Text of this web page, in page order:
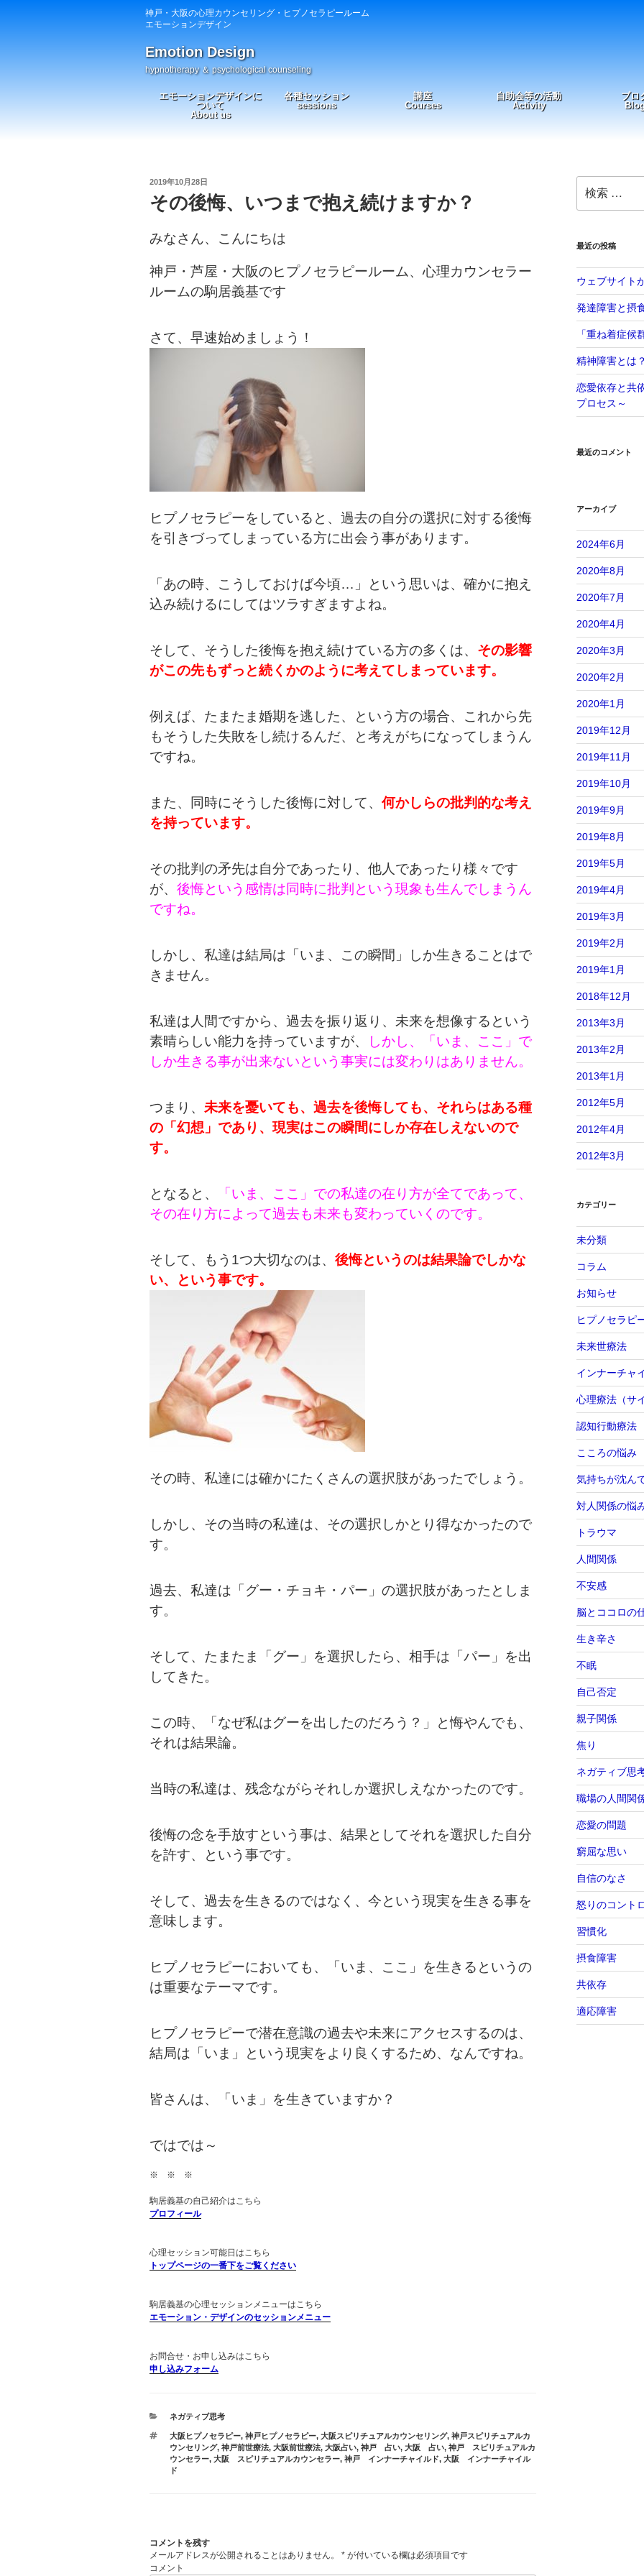
神戸・大阪の心理カウンセリング・ヒプノセラピールーム
エモーションデザイン
Emotion Design
hypnotherapy ＆ psychological counseling
エモーションデザインに
ついて
About us
各種セッション
sessions
講座
Courses
自助会等の活動
Activity
ブロ
投
日:
2019年10月28日
その後悔、いつまで抱え続けますか？
みなさん、こんにちは
神戸・芦屋・大阪のヒプノセラピールーム、心理カウンセラー
ルームの駒居義基です
さて、早速始めましょう！
ヒプノセラピーをしていると、過去の自分の選択に対する後悔
を引きづってしまっている方に出会う事があります。
「あの時、こうしておけば今頃…」という思いは、確かに抱え
込み続けるにしてはツラすぎますよね。
そして、そうした後悔を抱え続けている方の多くは、 その影響
がこの先もずっと続くかのように考えてしまっています。
例えば、たまたま婚期を逃した、という方の場合、これから先
もそうした失敗をし続けるんだ、と考えがちになってしまうん
ですね。
また、同時にそうした後悔に対して、 何かしらの批判的な考え
を持っています。
その批判の矛先は自分であったり、他人であったり様々です
が、 後悔という感情は同時に批判という現象も生んでしまうん
ですね。
しかし、私達は結局は「いま、この瞬間」しか生きることはで
きません。
私達は人間ですから、過去を振り返り、未来を想像するという
素晴らしい能力を持っていますが、
しかし、「いま、ここ」で
しか生きる事が出来ないという事実には変わりはありません。
つまり、 未来を憂いても、過去を後悔しても、それらはある種
の「幻想」であり、現実はこの瞬間にしか存在しえないので
す。
となると、
「いま、ここ」での私達の在り方が全てであって、
その在り方によって過去も未来も変わっていくのです。
そして、もう1つ大切なのは、 後悔というのは結果論でしかな
い、という事です。
その時、私達には確かにたくさんの選択肢があったでしょう。
しかし、その当時の私達は、その選択しかとり得なかったので
す。
過去、私達は「グー・チョキ・パー」の選択肢があったとしま
す。
そして、たまたま「グー」を選択したら、相手は「パー」を出
してきた。
この時、「なぜ私はグーを出したのだろう？」と悔やんでも、
それは結果論。
当時の私達は、残念ながらそれしか選択しえなかったのです。
後悔の念を手放すという事は、結果としてそれを選択した自分
を許す、という事です。
そして、過去を生きるのではなく、今という現実を生きる事を
意味します。
ヒプノセラピーにおいても、「いま、ここ」を生きるというの
は重要なテーマです。
ヒプノセラピーで潜在意識の過去や未来にアクセスするのは、
結局は「いま」という現実をより良くするため、なんですね。
皆さんは、「いま」を生きていますか？
ではでは～
※ ※ ※
駒居義基の自己紹介はこちら
プロフィール
心理セッション可能日はこちら
トップページの一番下をご覧ください
駒居義基の心理セッションメニューはこちら
エモーション・デザインのセッションメニュー
お問合せ・お申し込みはこちら
申し込みフォーム
カ
ゴ
リ
ー
ネガティブ思考
タ
グ
大阪ヒプノセラピー, 神戸ヒプノセラピー, 大阪スピリチュアルカウンセリング, 神戸スピリチュアルカ
ウンセリング, 神戸前世療法, 大阪前世療法, 大阪占い, 神戸 占い, 大阪 占い, 神戸 スピリチュアルカ
ウンセラー, 大阪 スピリチュアルカウンセラー, 神戸 インナーチャイルド, 大阪 インナーチャイル
ド
コメントを残す
メールアドレスが公開されることはありません。
* が付いている欄は必須項目です
コメント
索:
最近の投稿
ウェブサイト
発達障害と摂
「重ね着症候
精神障害とは？
恋愛依存と共
プロセス～
最近のコメント
アーカイブ
2024年6月
2020年8月
2020年7月
2020年4月
2020年3月
2020年2月
2020年1月
2019年12月
2019年11月
2019年10月
2019年9月
2019年8月
2019年5月
2019年4月
2019年3月
2019年2月
2019年1月
2018年12月
2013年3月
2013年2月
2013年1月
2012年5月
2012年4月
2012年3月
カテゴリー
未分類
コラム
お知らせ
ヒプノセラピ
未来世療法
インナーチャ
心理療法（サ
認知行動療法
こころの悩み
気持ちが沈ん
対人関係の悩
トラウマ
人間関係
不安感
脳とココロの
生き辛さ
不眠
自己否定
親子関係
焦り
ネガティブ思
職場の人間関
恋愛の問題
窮屈な思い
自信のなさ
怒りのコント
習慣化
摂食障害
共依存
適応障害